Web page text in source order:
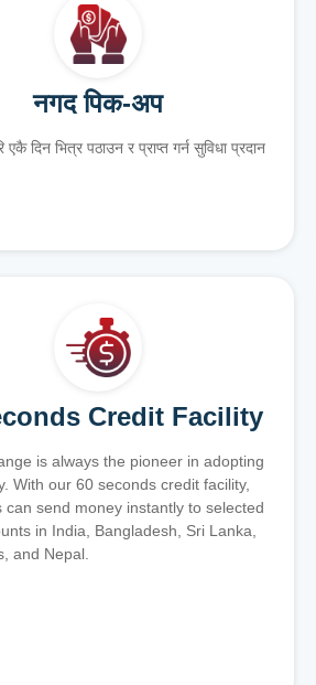
नगद पिक-अप
एकै दिन भित्र पठाउन र प्राप्त गर्न सुविधा प्रदान
Credit Facility
is always the pioneer in adopting
With our 60 seconds credit facility,
can send money instantly to selected
in India, Bangladesh, Sri Lanka,
and Nepal.